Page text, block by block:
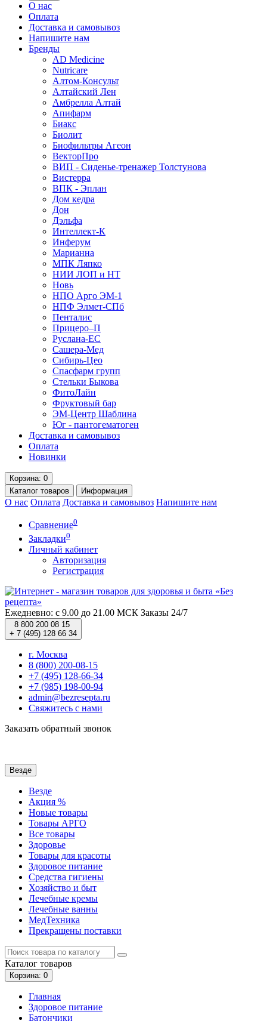
О нас
Оплата
Доставка и самовывоз
Напишите нам
Бренды
AD Medicine
Nutricare
Алтом-Консульт
Алтайский Лен
Амбрелла Алтай
Апифарм
Биакс
Биолит
Биофильтры Агеон
ВекторПро
ВИП - Сиденье-тренажер Толстунова
Вистерра
ВПК - Эплан
Дом кедра
Дон
Дэльфа
Интеллект-К
Инферум
Марианна
МПК Ляпко
НИИ ЛОП и НТ
Новь
НПО Арго ЭМ-1
НПФ Элмет-СПб
Пенталис
Прицеро–П
Руслана-ЕС
Сашера-Мед
Сибирь-Цео
Спасфарм групп
Стельки Быкова
ФитоЛайн
Фруктовый бар
ЭМ-Центр Шаблина
Юг - пантогематоген
Доставка и самовывоз
Оплата
Новинки
Корзина: 0
Каталог товаров Информация
О нас Оплата Доставка и самовывоз Напишите нам
Сравнение0
Закладки0
Личный кабинет
Авторизация
Регистрация
Ежедневно: с 9.00 до 21.00 МСК Заказы 24/7
8 800 200 08 15
+ 7 (495) 128 66 34
г. Москва
8 (800) 200-08-15
+7 (495) 128-66-34
+7 (985) 198-00-94
admin@bezresepta.ru
Свяжитесь с нами
Заказать обратный звонок
Везде
Везде
Акция %
Новые товары
Товары АРГО
Все товары
Здоровье
Товары для красоты
Здоровое питание
Средства гигиены
Хозяйство и быт
Лечебные кремы
Лечебные ванны
МедТехника
Прекращены поставки
Каталог товаров
Корзина: 0
Главная
Здоровое питание
Батончики